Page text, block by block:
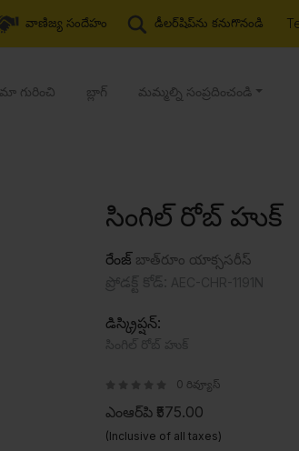
వాణిజ్య సందేహం డీలర్‌షిప్‌ను కనుగొనండి
మా గురించి బ్లాగ్ మమ్మల్ని సంప్రదించండి
సింగిల్ రోబ్ హుక్
రేంజ్ బాత్‌రూం యాక్ససరీస్
డిస్క్రిప్షన్:
0 రివ్యూస్
ఎంఆర్‌పి ₹575.00
(Inclusive of all taxes)